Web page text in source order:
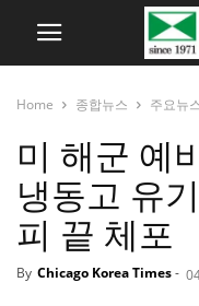
Home 종합뉴스 주요뉴
미 해군 예
냉동고 유
피 끝 체포
By Chicago Korea Times-